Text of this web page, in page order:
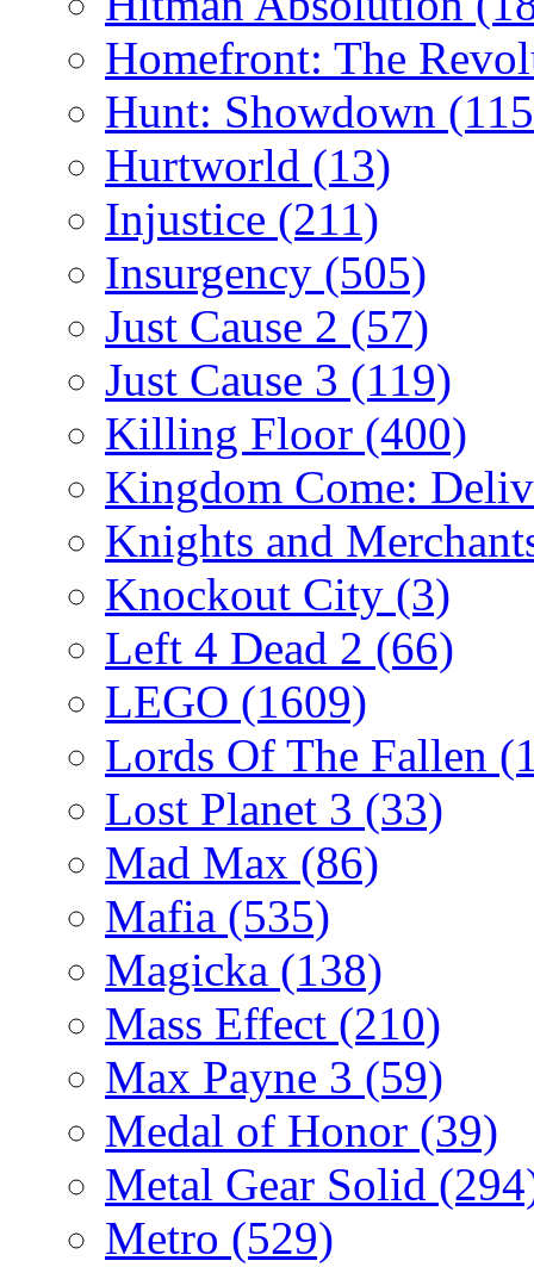
Homefront: The
Hunt: Showdown
Hurtworld (13)
Injustice (211)
Insurgency (505)
Just Cause 2 (57)
Just Cause 3 (119)
Killing Floor (400)
Kingdom Come:
Knights and
Knockout City (3)
Left 4 Dead 2 (66)
LEGO (1609)
Lords Of The Fallen
Lost Planet 3 (33)
Mad Max (86)
Mafia (535)
Magicka (138)
Mass Effect (210)
Max Payne 3 (59)
Medal of Honor (39)
Metal Gear Solid
Metro (529)